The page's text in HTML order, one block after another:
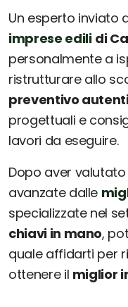
Un esperto inviato
imprese edili di
personalmente a
ristrutturare allo
preventivo
progettuali e
lavori da eseguire.
Dopo aver
avanzate dalle
specializzate nel
chiavi in mano,
quale affidarti per
ottenere il miglior